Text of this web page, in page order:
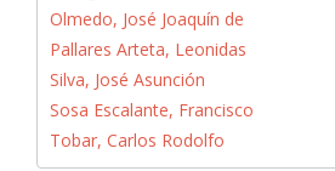
Olmedo, José Joaquín de
Pallares Arteta, Leonidas
Silva, José Asunción
Sosa Escalante, Francisco
Tobar, Carlos Rodolfo